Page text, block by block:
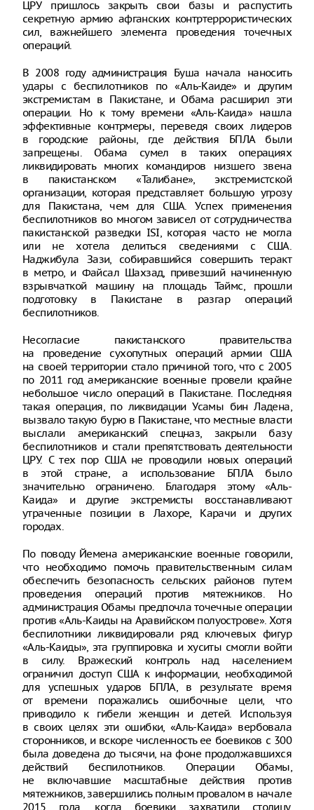
ЦРУ пришлось закрыть свои базы и распустить
секретную армию афганских контртеррористических
сил, важнейшего элемента проведения точечных
операций.
В 2008 году администрация Буша начала наносить
удары с беспилотников по «Аль-Каиде» и другим
экстремистам в Пакистане, и Обама расширил эти
операции. Но к тому времени «Аль-Каида» нашла
эффективные контрмеры, переведя своих лидеров
в городские районы, где действия БПЛА были
запрещены. Обама сумел в таких операциях
ликвидировать многих командиров низшего звена
в пакистанском «Талибане», экстремистской
организации, которая представляет большую угрозу
для Пакистана, чем для США. Успех применения
беспилотников во многом зависел от сотрудничества
пакистанской разведки ISI, которая часто не могла
или не хотела делиться сведениями с США.
Наджибула Зази, собиравшийся совершить теракт
в метро, и Файсал Шахзад, привезший начиненную
взрывчаткой машину на площадь Таймс, прошли
подготовку в Пакистане в разгар операций
беспилотников.
Несогласие пакистанского правительства
на проведение сухопутных операций армии США
на своей территории стало причиной того, что с 2005
по 2011 год американские военные провели крайне
небольшое число операций в Пакистане. Последняя
такая операция, по ликвидации Усамы бин Ладена,
вызвало такую бурю в Пакистане, что местные власти
выслали американский спецназ, закрыли базу
беспилотников и стали препятствовать деятельности
ЦРУ. С тех пор США не проводили новых операций
в этой стране, а использование БПЛА было
значительно ограничено. Благодаря этому «Аль-
Каида» и другие экстремисты восстанавливают
утраченные позиции в Лахоре, Карачи и других
городах.
По поводу Йемена американские военные говорили,
что необходимо помочь правительственным силам
обеспечить безопасность сельских районов путем
проведения операций против мятежников. Но
администрация Обамы предпочла точечные операции
против «Аль-Каиды на Аравийском полуострове». Хотя
беспилотники ликвидировали ряд ключевых фигур
«Аль-Каиды», эта группировка и хуситы смогли войти
в силу. Вражеский контроль над населением
ограничил доступ США к информации, необходимой
для успешных ударов БПЛА, в результате время
от времени поражались ошибочные цели, что
приводило к гибели женщин и детей. Используя
в своих целях эти ошибки, «Аль-Каида» вербовала
сторонников, и вскоре численность ее боевиков с 300
была доведена до тысячи, на фоне продолжавшихся
действий беспилотников. Операции Обамы,
не включавшие масштабные действия против
мятежников, завершились полным провалом в начале
2015 года, когда боевики захватили столицу,